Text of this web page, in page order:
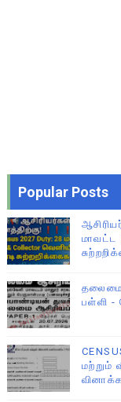
Popular Posts
மாவட்ட
தலைமை
பள்ளி -
மற்றும்